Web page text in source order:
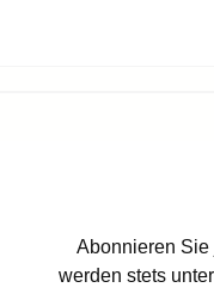
Abonnieren
werden stets